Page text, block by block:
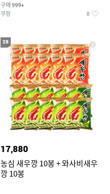
구매 999+
쿠팡 8
28
17,880
농심 새우깡 10봉 + 와사비새우
깡 10봉